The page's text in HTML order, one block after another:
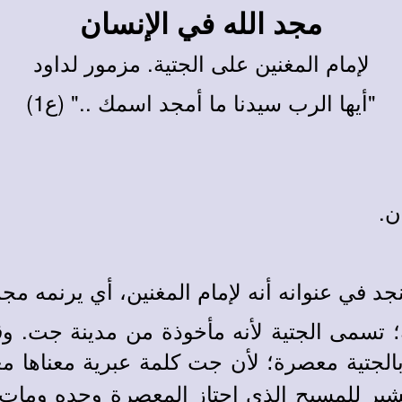
مجد الله في الإنسان
لإمام المغنين على الجتية. مزمور لداود
"أيها الرب سيدنا ما أمجد اسمك .." (ع1)
في عنوانه أنه لإمام المغنين، أي يرنمه
تسمى الجتية لأنه مأخوذة من مدينة
معصرة؛ لأن جت كلمة عبرية
للمسيح الذي اجتاز المعصرة وحده